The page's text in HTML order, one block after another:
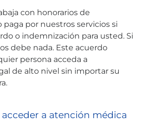
con honorarios de
paga por nuestros servicios si
o indemnización para usted. Si
debe nada. Este acuerdo
persona acceda a
de alto nivel sin importar su
acceder a atención médica